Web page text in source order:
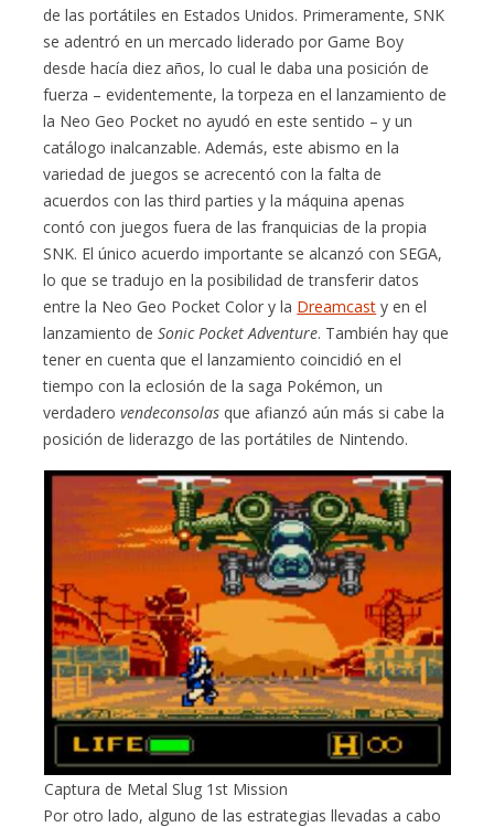
de las portátiles en Estados Unidos. Primeramente, SNK
se adentró en un mercado liderado por Game Boy
desde hacía diez años, lo cual le daba una posición de
fuerza – evidentemente, la torpeza en el lanzamiento de
la Neo Geo Pocket no ayudó en este sentido – y un
catálogo inalcanzable. Además, este abismo en la
variedad de juegos se acrecentó con la falta de
acuerdos con las third parties y la máquina apenas
contó con juegos fuera de las franquicias de la propia
SNK. El único acuerdo importante se alcanzó con SEGA,
lo que se tradujo en la posibilidad de transferir datos
entre la Neo Geo Pocket Color y la Dreamcast y en el
lanzamiento deSonic Pocket Adventure. También hay que
tener en cuenta que el lanzamiento coincidió en el
tiempo con la eclosión de la saga Pokémon, un
verdaderovendeconsolas que afianzó aún más si cabe la
posición de liderazgo de las portátiles de Nintendo.
Captura de Metal Slug 1st Mission
Por otro lado, alguno de las estrategias llevadas a cabo